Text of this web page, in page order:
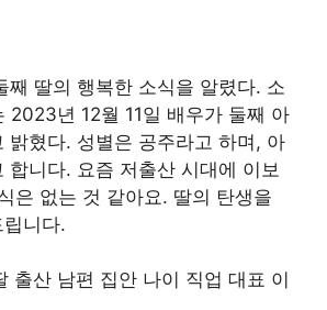
째 딸의 행복한 소식을 알렸다. 소
2023년 12월 11일 배우가 둘째 아
밝혔다. 성별은 공주라고 하며, 아
합니다. 요즘 저출산 시대에 이보
은 없는 것 같아요. 딸의 탄생을
니다.